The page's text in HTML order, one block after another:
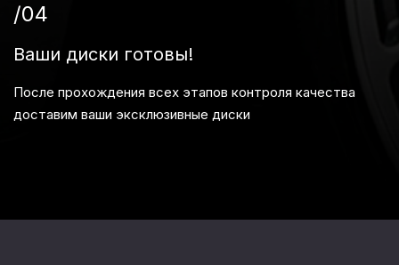
/04
Ваши диски готовы!
После прохождения всех этапов контроля качества
доставим ваши эксклюзивные диски